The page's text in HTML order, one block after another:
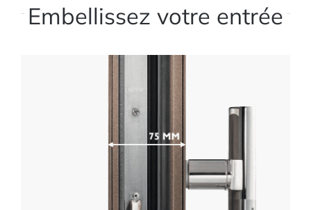
Embellissez votre entrée